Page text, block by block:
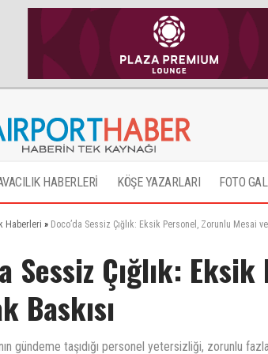
HABERLERİ KÖŞE YAZARLARI FOTO
Haberleri » Doco’da Sessiz Çığlık: Eksik Personel, Zorunlu Mesai
Sessiz Çığlık:
Baskısı
gündeme taşıdığı personel yetersizliği, zorunlu